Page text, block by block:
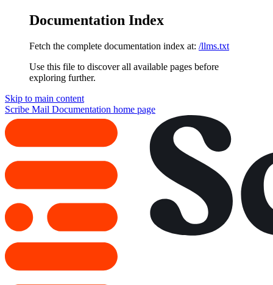
Documentation Index
Fetch the complete documentation index at: /llms.txt
Use this file to discover all available pages before
exploring further.
Skip to main content
Scribe Mail Documentation home page